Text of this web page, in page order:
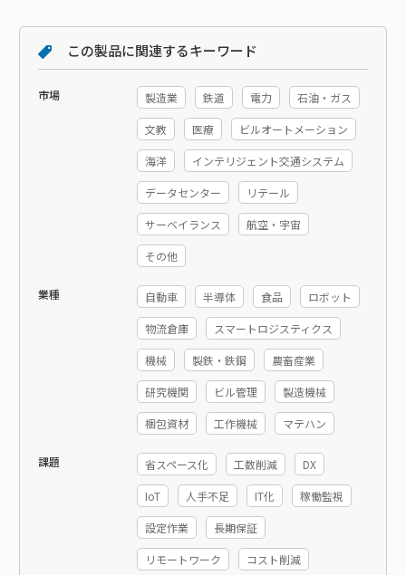
この製品に関連するキーワード
市場 製造業 鉄道 電力 石油・ガス
文教 医療 ビルオートメーション
海洋 インテリジェント交通システム
データセンター リテール
サーベイランス 航空・宇宙
その他
業種 自動車 半導体 食品 ロボット
物流倉庫 スマートロジスティクス
機械 製鉄・鉄鋼 農畜産業
研究機関 ビル管理 製造機械
梱包資材 工作機械 マテハン
課題 省スペース化 工数削減 DX
IoT 人手不足 IT化 稼働監視
設定作業 長期保証
リモートワーク コスト削減